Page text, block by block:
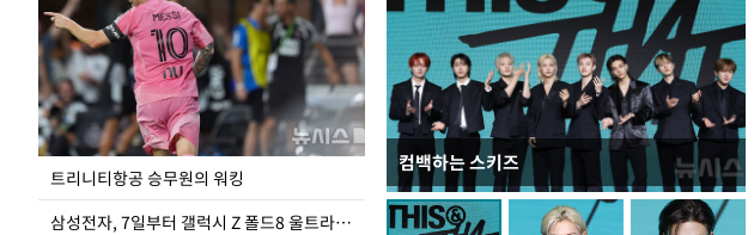
트리니티항공 승무원의 워킹
삼성전자, 7일부터 갤럭시 Z 폴드8 울트라·폴드8·플립8 출시
컴백하는 스키즈
입추 하루 앞둔 전남광주… 열화상 카메라에 담긴
폭염